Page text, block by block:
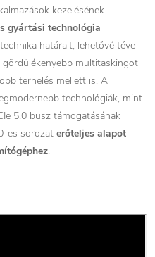
kezelésének
gyártási technológia
határait, lehetővé téve
multitaskingot
terhelés mellett is. A
technológiák, mint
5.0 busz támogatásának
es sorozat erőteljes alapot
.